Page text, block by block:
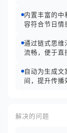
内置丰富的中
容符合节日情
通过链式思维
流畅，便于直
自动为生成
间，提升传播
解决的问题